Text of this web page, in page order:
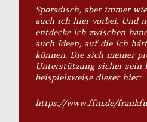
Sporadisch, aber immer
auch ich hier vorbei. Und
entdecke ich zwischen
auch Ideen, auf die ich
können. Die sich meiner
Unterstützung sicher sein
beispielsweise dieser hier:
https://www.ffm.de/